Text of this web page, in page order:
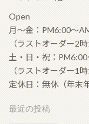
Open
月〜金：PM6:00〜
（ラストオーダー2時
土・日・祝：
（ラストオーダー1時
定休日：無休（年末
最近の投稿
2026
コン